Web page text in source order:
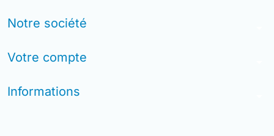
Notre société
Votre compte
Informations